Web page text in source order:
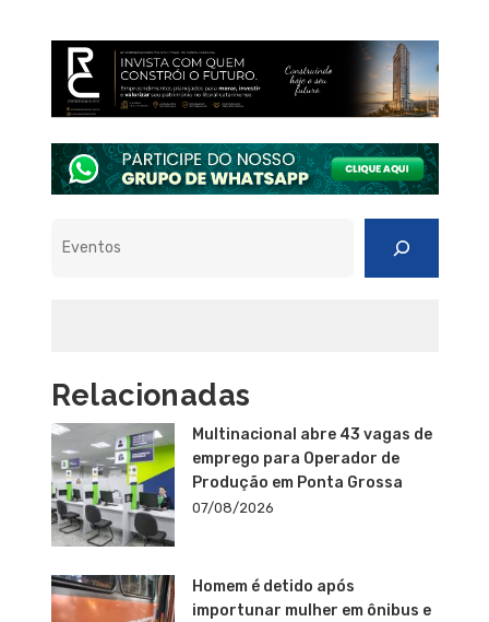
Relacionadas
Multinacional abre 43 vagas de
emprego para Operador de
Produção em Ponta Grossa
07/08/2026
Homem é detido após
importunar mulher em ônibus e